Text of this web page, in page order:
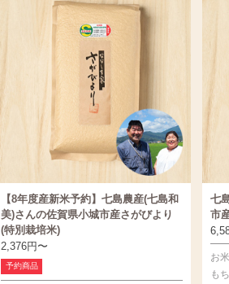
【8年度産新米予約】七島農産(七島和
美)さんの佐賀県小城市産さがびより
(特別栽培米)
2,376円 〜
予約商品
七
市
お
も